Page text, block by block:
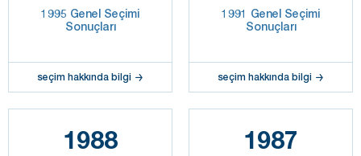
1995 Genel Seçimi
Sonuçları
seçim hakkında bilgi
1991 Genel Seçimi
Sonuçları
seçim hakkında bilgi
1988 1987